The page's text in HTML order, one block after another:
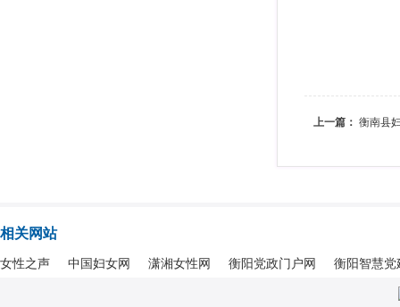
上一篇： 衡南县
相关网站
女性之声 中国妇女网 潇湘女性网 衡阳党政门户网 衡阳智慧党